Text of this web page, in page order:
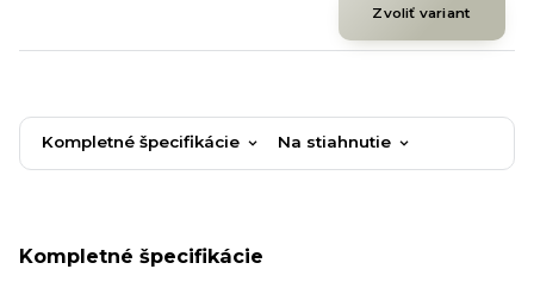
Zvoliť variant
Kompletné špecifikácie Na stiahnutie
Kompletné špecifikácie